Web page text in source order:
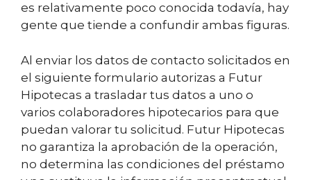
es relativamente poco conocida todavía, hay
gente que tiende a confundir ambas figuras.
Al enviar los datos de contacto solicitados en
el siguiente formulario autorizas a Futur
Hipotecas a trasladar tus datos a uno o
varios colaboradores hipotecarios para que
puedan valorar tu solicitud. Futur Hipotecas
no garantiza la aprobación de la operación,
no determina las condiciones del préstamo